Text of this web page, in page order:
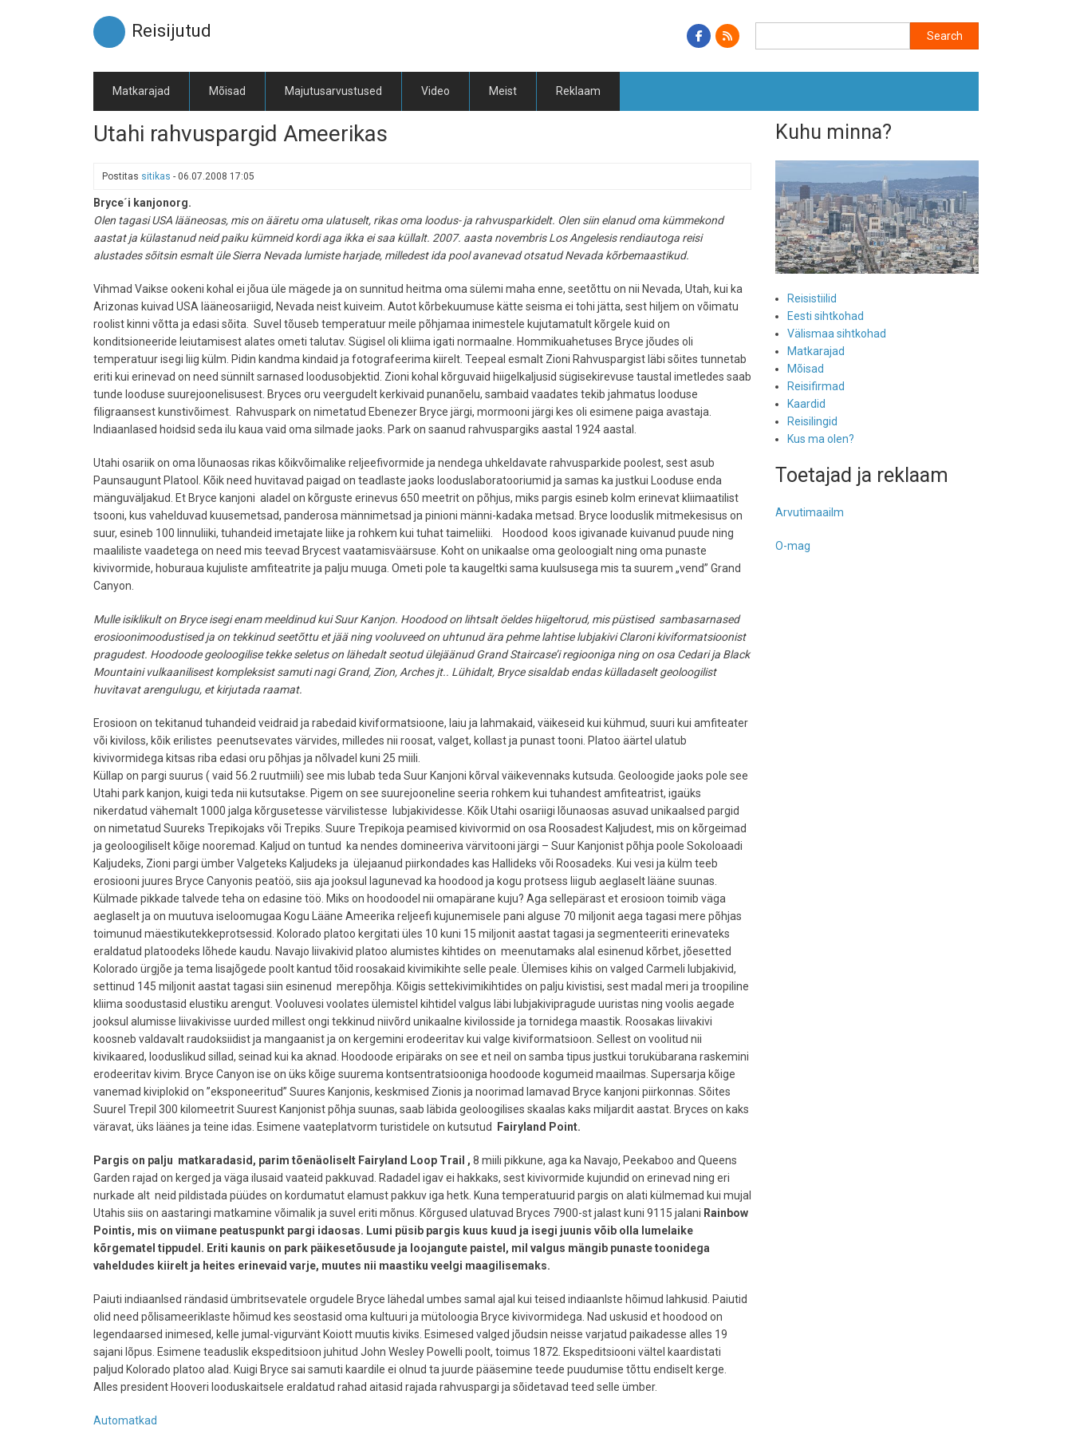
Reisijutud
Matkarajad Mõisad Majutusarvustused Video Meist Reklaam
Utahi rahvuspargid Ameerikas
Postitas sitikas - 06.07.2008 17:05
Bryce´i kanjonorg.
Olen tagasi USA lääneosas, mis on ääretu oma ulatuselt, rikas oma loodus- ja rahvusparkidelt. Olen siin elanud oma kümmekond
aastat ja külastanud neid paiku kümneid kordi aga ikka ei saa küllalt. 2007. aasta novembris Los Angelesis rendiautoga reisi
alustades sõitsin esmalt üle Sierra Nevada lumiste harjade, milledest ida pool avanevad otsatud Nevada kõrbemaastikud.
Vihmad Vaikse ookeni kohal ei jõua üle mägede ja on sunnitud heitma oma sülemi maha enne, seetõttu on nii Nevada, Utah, kui ka
Arizonas kuivad USA lääneosariigid, Nevada neist kuiveim. Autot kõrbekuumuse kätte seisma ei tohi jätta, sest hiljem on võimatu
roolist kinni võtta ja edasi sõita. Suvel tõuseb temperatuur meile põhjamaa inimestele kujutamatult kõrgele kuid on
konditsioneeride leiutamisest alates ometi talutav. Sügisel oli kliima igati normaalne. Hommikuahetuses Bryce jõudes oli
temperatuur isegi liig külm. Pidin kandma kindaid ja fotografeerima kiirelt. Teepeal esmalt Zioni Rahvuspargist läbi sõites tunnetab
eriti kui erinevad on need sünnilt sarnased loodusobjektid. Zioni kohal kõrguvaid hiigelkaljusid sügisekirevuse taustal imetledes saab
tunde looduse suurejoonelisusest. Bryces oru veergudelt kerkivaid punanõelu, sambaid vaadates tekib jahmatus looduse
filigraansest kunstivõimest. Rahvuspark on nimetatud Ebenezer Bryce järgi, mormooni järgi kes oli esimene paiga avastaja.
Indiaanlased hoidsid seda ilu kaua vaid oma silmade jaoks. Park on saanud rahvuspargiks aastal 1924 aastal.
Utahi osariik on oma lõunaosas rikas kõikvõimalike reljeefivormide ja nendega uhkeldavate rahvusparkide poolest, sest asub
Paunsaugunt Platool. Kõik need huvitavad paigad on teadlaste jaoks looduslaboratooriumid ja samas ka justkui Looduse enda
mänguväljakud. Et Bryce kanjoni aladel on kõrguste erinevus 650 meetrit on põhjus, miks pargis esineb kolm erinevat kliimaatilist
tsooni, kus vahelduvad kuusemetsad, panderosa männimetsad ja pinioni männi-kadaka metsad. Bryce looduslik mitmekesisus on
suur, esineb 100 linnuliiki, tuhandeid imetajate liike ja rohkem kui tuhat taimeliiki. Hoodood koos igivanade kuivanud puude ning
maaliliste vaadetega on need mis teevad Brycest vaatamisväärsuse. Koht on unikaalse oma geoloogialt ning oma punaste
kivivormide, hoburaua kujuliste amfiteatrite ja palju muuga. Ometi pole ta kaugeltki sama kuulsusega mis ta suurem „vend” Grand
Canyon.
Mulle isiklikult on Bryce isegi enam meeldinud kui Suur Kanjon. Hoodood on lihtsalt öeldes hiigeltorud, mis püstised sambasarnased
erosioonimoodustised ja on tekkinud seetõttu et jää ning vooluveed on uhtunud ära pehme lahtise lubjakivi Claroni kiviformatsioonist
pragudest. Hoodoode geoloogilise tekke seletus on lähedalt seotud ülejäänud Grand Staircase’i regiooniga ning on osa Cedari ja Black
Mountaini vulkaanilisest kompleksist samuti nagi Grand, Zion, Arches jt.. Lühidalt, Bryce sisaldab endas külladaselt geoloogilist
huvitavat arengulugu, et kirjutada raamat.
Erosioon on tekitanud tuhandeid veidraid ja rabedaid kiviformatsioone, laiu ja lahmakaid, väikeseid kui kühmud, suuri kui amfiteater
või kiviloss, kõik erilistes peenutsevates värvides, milledes nii roosat, valget, kollast ja punast tooni. Platoo äärtel ulatub
kivivormidega kitsas riba edasi oru põhjas ja nõlvadel kuni 25 miili.
Küllap on pargi suurus ( vaid 56.2 ruutmiili) see mis lubab teda Suur Kanjoni kõrval väikevennaks kutsuda. Geoloogide jaoks pole see
Utahi park kanjon, kuigi teda nii kutsutakse. Pigem on see suurejooneline seeria rohkem kui tuhandest amfiteatrist, igaüks
nikerdatud vähemalt 1000 jalga kõrgusetesse värvilistesse lubjakividesse. Kõik Utahi osariigi lõunaosas asuvad unikaalsed pargid
on nimetatud Suureks Trepikojaks või Trepiks. Suure Trepikoja peamised kivivormid on osa Roosadest Kaljudest, mis on kõrgeimad
ja geoloogiliselt kõige nooremad. Kaljud on tuntud ka nendes domineeriva värvitooni järgi – Suur Kanjonist põhja poole Sokoloaadi
Kaljudeks, Zioni pargi ümber Valgeteks Kaljudeks ja ülejaanud piirkondades kas Hallideks või Roosadeks. Kui vesi ja külm teeb
erosiooni juures Bryce Canyonis peatöö, siis aja jooksul lagunevad ka hoodood ja kogu protsess liigub aeglaselt lääne suunas.
Külmade pikkade talvede teha on edasine töö. Miks on hoodoodel nii omapärane kuju? Aga sellepärast et erosioon toimib väga
aeglaselt ja on muutuva iseloomugaa Kogu Lääne Ameerika reljeefi kujunemisele pani alguse 70 miljonit aega tagasi mere põhjas
toimunud mäestikutekkeprotsessid. Kolorado platoo kergitati üles 10 kuni 15 miljonit aastat tagasi ja segmenteeriti erinevateks
eraldatud platoodeks lõhede kaudu. Navajo liivakivid platoo alumistes kihtides on meenutamaks alal esinenud kõrbet, jõesetted
Kolorado ürgjõe ja tema lisajõgede poolt kantud tõid roosakaid kivimikihte selle peale. Ülemises kihis on valged Carmeli lubjakivid,
settinud 145 miljonit aastat tagasi siin esinenud merepõhja. Kõigis settekivimikihtides on palju kivistisi, sest madal meri ja troopiline
kliima soodustasid elustiku arengut. Vooluvesi voolates ülemistel kihtidel valgus läbi lubjakivipragude uuristas ning voolis aegade
jooksul alumisse liivakivisse uurded millest ongi tekkinud niivõrd unikaalne kivilosside ja tornidega maastik. Roosakas liivakivi
koosneb valdavalt raudoksiidist ja mangaanist ja on kergemini erodeeritav kui valge kiviformatsioon. Sellest on voolitud nii
kivikaared, looduslikud sillad, seinad kui ka aknad. Hoodoode eripäraks on see et neil on samba tipus justkui torukübarana raskemini
erodeeritav kivim. Bryce Canyon ise on üks kõige suurema kontsentratsiooniga hoodoode kogumeid maailmas. Supersarja kõige
vanemad kiviplokid on ”eksponeeritud” Suures Kanjonis, keskmised Zionis ja noorimad lamavad Bryce kanjoni piirkonnas. Sõites
Suurel Trepil 300 kilomeetrit Suurest Kanjonist põhja suunas, saab läbida geoloogilises skaalas kaks miljardit aastat. Bryces on kaks
väravat, üks läänes ja teine idas. Esimene vaateplatvorm turistidele on kutsutud
Fairyland Point.
Pargis on palju matkaradasid, parim tõenäoliselt Fairyland Loop Trail , 8 miili pikkune, aga ka Navajo, Peekaboo and Queens
Garden rajad on kerged ja väga ilusaid vaateid pakkuvad. Radadel igav ei hakkaks, sest kivivormide kujundid on erinevad ning eri
nurkade alt neid pildistada püüdes on kordumatut elamust pakkuv iga hetk. Kuna temperatuurid pargis on alati külmemad kui mujal
Utahis siis on aastaringi matkamine võimalik ja suvel eriti mõnus. Kõrgused ulatuvad Bryces 7900-st jalast kuni 9115 jalani Rainbow
Pointis, mis on viimane peatuspunkt pargi idaosas. Lumi püsib pargis kuus kuud ja isegi juunis võib olla lumelaike
kõrgematel tippudel . Eriti kaunis on park päikesetõusude ja loojangute paistel, mil valgus mängib punaste toonidega
vaheldudes kiirelt ja heites erinevaid varje, muutes nii maastiku veelgi maagilisemaks.
Paiuti indiaanlsed rändasid ümbritsevatele orgudele Bryce lähedal umbes samal ajal kui teised indiaanlste hõimud lahkusid. Paiutid
olid need põlisameeriklaste hõimud kes seostasid oma kultuuri ja mütoloogia Bryce kivivormidega. Nad uskusid et hoodood on
legendaarsed inimesed, kelle jumal-vigurvänt Koiott muutis kiviks. Esimesed valged jõudsin neisse varjatud paikadesse alles 19
sajani lõpus. Esimene teaduslik ekspeditsioon juhitud John Wesley Powelli poolt, toimus 1872. Ekspeditsiooni vältel kaardistati
paljud Kolorado platoo alad. Kuigi Bryce sai samuti kaardile ei olnud ta juurde pääsemine teede puudumise tõttu endiselt kerge.
Alles president Hooveri looduskaitsele eraldatud rahad aitasid rajada rahvuspargi ja sõidetavad teed selle ümber.
Automatkad
Kuhu minna?
Reisistiilid
Eesti sihtkohad
Välismaa sihtkohad
Matkarajad
Mõisad
Reisifirmad
Kaardid
Reisilingid
Kus ma olen?
Toetajad ja reklaam
Arvutimaailm
O-mag